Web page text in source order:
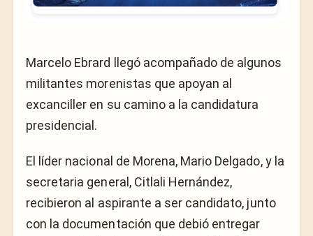
Marcelo Ebrard llegó acompañado de algunos
militantes morenistas que apoyan al
excanciller en su camino a la candidatura
presidencial.
El líder nacional de Morena, Mario Delgado, y la
secretaria general, Citlali Hernández,
recibieron al aspirante a ser candidato, junto
con la documentación que debió entregar